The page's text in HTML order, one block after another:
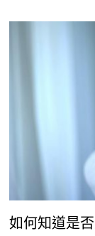
如何知道是